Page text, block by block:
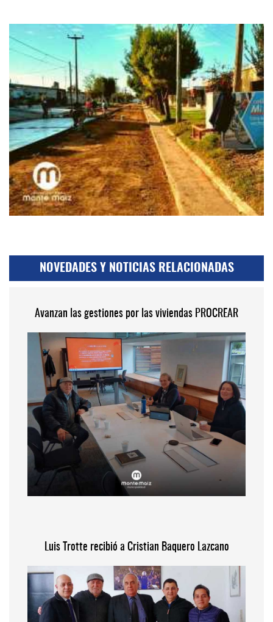
NOVEDADES Y NOTICIAS RELACIONADAS
Avanzan las gestiones por las viviendas PROCREAR
Luis Trotte recibió a Cristian Baquero Lazcano